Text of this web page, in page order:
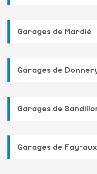
Garages de Mardié
Garages de
Garages de
Garages de Fay-